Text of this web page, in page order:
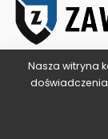
Nasza witryna